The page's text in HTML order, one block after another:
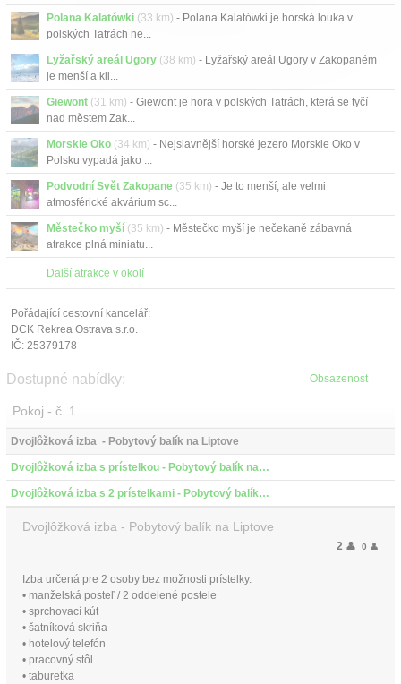
Polana Kalatówki (33 km) - Polana Kalatówki je horská louka v
polských Tatrách ne...
Lyžařský areál Ugory (38 km) - Lyžařský areál Ugory v Zakopaném
je menší a kli...
Giewont (31 km) - Giewont je hora v polských Tatrách, která se tyčí
nad městem Zak...
Morskie Oko (34 km) - Nejslavnější horské jezero Morskie Oko v
Polsku vypadá jako ...
Podvodní Svět Zakopane (35 km) - Je to menší, ale velmi
atmosférické akvárium sc...
Městečko myší (35 km) - Městečko myší je nečekaně zábavná
atrakce plná miniatu...
Další atrakce v okolí
Pořádající cestovní kancelář:
DCK Rekrea Ostrava s.r.o.
IČ: 25379178
Obsazenost
Dostupné nabídky:
Pokoj - č. 1
Dvojlôžková izba  - Pobytový balík na Liptove
Dvojlôžková izba s prístelkou - Pobytový balík na Liptove
Dvojlôžková izba s 2 prístelkami - Pobytový balík na Liptove
Dvojlôžková izba - Pobytový balík na Liptove
2 👤 0 👤
Izba určená pre 2 osoby bez možnosti prístelky.
• manželská posteľ / 2 oddelené postele
• sprchovací kút
• šatníková skriňa
• hotelový telefón
• pracovný stôl
• taburetka